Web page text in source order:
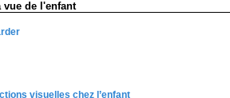
vue de l'enfant
visuelles chez l’enfant